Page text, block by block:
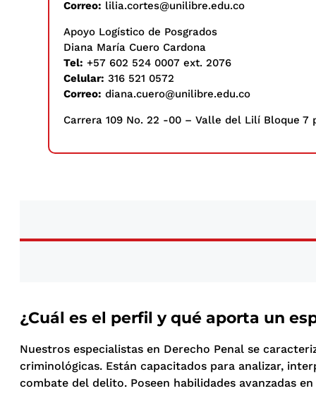
Correo: lilia.cortes@unilibre.edu.co
Apoyo Logístico de Posgrados
Diana María Cuero Cardona
Tel: +57 602 524 0007 ext. 2076
Celular: 316 521 0572
Correo: diana.cuero@unilibre.edu.co
Carrera 109 No. 22 -00 – Valle del Lilí Bloque 7
¿Cuál es el perfil y qué aporta un
Nuestros especialistas en Derecho Penal se
criminológicas. Están capacitados para analizar,
combate del delito. Poseen habilidades avanzadas